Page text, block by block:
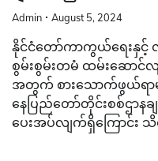
Admin August 5, 2024
နိုင်ငံတော်ကာကွယ်ရေးနှင့်
စွမ်းစွမ်းတမံ ထမ်းဆောင်
အတွက် စားသောက်ဖွယ်ရာမ
နေပြည်တော်တိုင်းစစ်ဌာန
ပေးအပ်လျက်ရှိကြောင်း